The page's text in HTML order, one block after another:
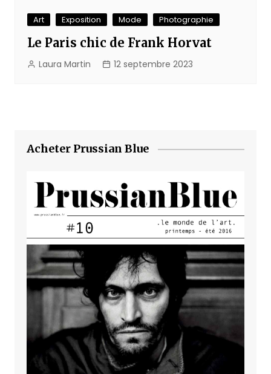
Art Exposition Mode Photographie
Le Paris chic de Frank Horvat
Laura Martin 12 septembre 2023
Acheter Prussian Blue